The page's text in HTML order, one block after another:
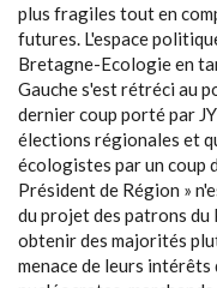
plus fragiles tout en
futures. L'espace
Bretagne-Ecologie en
Gauche s'est rétréci au
dernier coup porté par
élections régionales et
écologistes par un coup
Président de Région »
du projet des patrons
obtenir des majorités
menace de leurs